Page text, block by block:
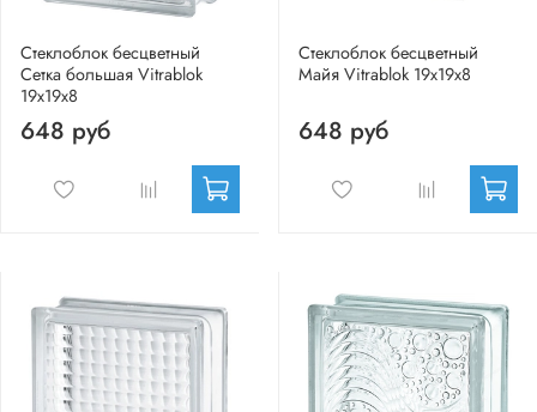
Стеклоблок бесцветный
Сетка большая Vitrablok
19х19х8
648 руб
Стеклоблок бесцветный
Майя Vitrablok 19х19х8
648 руб